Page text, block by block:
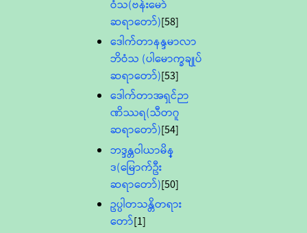
ဝံသ(ဗန်းမော်
ဆရာတော်)[58]
ဒေါက်တာနန္ဒမာလာ
ဘိဝံသ (ပါမောက္ခချုပ်
ဆရာတော်)[53]
ဒေါက်တာအရှင်ဉာ
ဏိဿရ(သီတဂူ
ဆရာတော်)[54]
ဘဒ္ဒန္တဝါယာမိန္
ဒ(မြောက်ဦး
ဆရာတော်)[50]
ဥပ္ပါတသန္တိတရား
တော်[1]